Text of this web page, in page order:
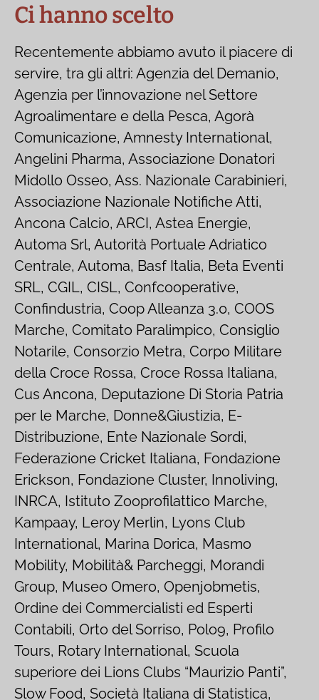
Ci hanno scelto
Recentemente abbiamo avuto il piacere di
servire, tra gli altri: Agenzia del Demanio,
Agenzia per l’innovazione nel Settore
Agroalimentare e della Pesca, Agorà
Comunicazione, Amnesty International,
Angelini Pharma, Associazione Donatori
Midollo Osseo, Ass. Nazionale Carabinieri,
Associazione Nazionale Notifiche Atti,
Ancona Calcio, ARCI, Astea Energie,
Automa Srl, Autorità Portuale Adriatico
Centrale, Automa, Basf Italia, Beta Eventi
SRL, CGIL, CISL, Confcooperative,
Confindustria, Coop Alleanza 3.0, COOS
Marche, Comitato Paralimpico, Consiglio
Notarile, Consorzio Metra, Corpo Militare
della Croce Rossa, Croce Rossa Italiana,
Cus Ancona, Deputazione Di Storia Patria
per le Marche, Donne&Giustizia, E-
Distribuzione, Ente Nazionale Sordi,
Federazione Cricket Italiana, Fondazione
Erickson, Fondazione Cluster, Innoliving,
INRCA, Istituto Zooprofilattico Marche,
Kampaay, Leroy Merlin, Lyons Club
International, Marina Dorica, Masmo
Mobility, Mobilità& Parcheggi, Morandi
Group, Museo Omero, Openjobmetis,
Ordine dei Commercialisti ed Esperti
Contabili, Orto del Sorriso, Polo9, Profilo
Tours, Rotary International, Scuola
superiore dei Lions Clubs “Maurizio Panti”,
Slow Food, Società Italiana di Statistica,